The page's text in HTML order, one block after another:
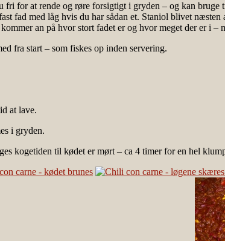
fri for at rende og røre forsigtigt i gryden – og kan
fad med låg hvis du har sådan et. Staniol blivet
an på hvor stort fadet er og hvor meget der er i –
fra start – som fiskes op inden servering.
at lave.
i gryden.
kogetiden til kødet er mørt – ca 4 timer for en hel